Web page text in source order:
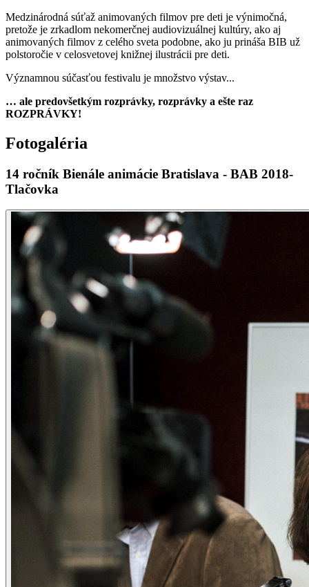
Medzinárodná súťaž animovaných filmov pre deti je výnimočná,
pretože je zrkadlom nekomerčnej audiovizuálnej kultúry, ako aj
animovaných filmov z celého sveta podobne, ako ju prináša BIB už
polstoročie v celosvetovej knižnej ilustrácii pre deti.
Významnou súčasťou festivalu je množstvo výstav...
… ale predovšetkým rozprávky, rozprávky a ešte raz
ROZPRÁVKY!
Fotogaléria
14 ročník Bienále animácie Bratislava - BAB 2018-
Tlačovka